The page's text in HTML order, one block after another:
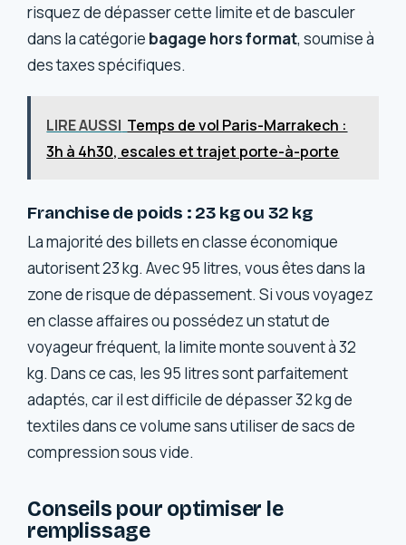
risquez de dépasser cette limite et de basculer
dans la catégorie bagage hors format, soumise à
des taxes spécifiques.
LIRE AUSSI Temps de vol Paris-Marrakech :
3h à 4h30, escales et trajet porte-à-porte
Franchise de poids : 23 kg ou 32 kg
La majorité des billets en classe économique
autorisent 23 kg. Avec 95 litres, vous êtes dans la
zone de risque de dépassement. Si vous voyagez
en classe affaires ou possédez un statut de
voyageur fréquent, la limite monte souvent à 32
kg. Dans ce cas, les 95 litres sont parfaitement
adaptés, car il est difficile de dépasser 32 kg de
textiles dans ce volume sans utiliser de sacs de
compression sous vide.
Conseils pour optimiser le
remplissage